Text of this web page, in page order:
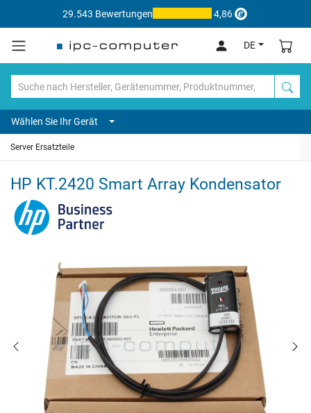
29.543 Bewertungen 4,86
DE
Wählen Sie Ihr Gerät
Server Ersatzteile
HP KT.2420 Smart Array Kondensator